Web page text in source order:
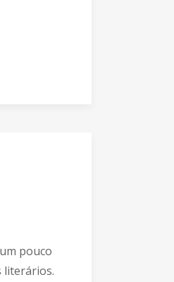
pouco
literários.